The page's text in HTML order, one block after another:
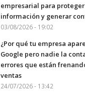
empresarial para
información y generar
03/08/2026 - 19:02
¿Por qué tu empresa
Google pero nadie la
errores que están
ventas
24/07/2026 - 13:42